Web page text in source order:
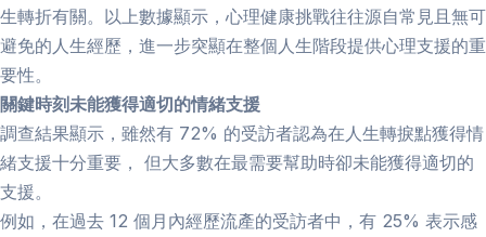
生轉折有關。以上數據顯示，心理健康挑戰往往源自常見且無可
避免的人生經歷，進一步突顯在整個人生階段提供心理支援的重
要性。
關鍵時刻未能獲得適切的情緒支援
調查結果顯示，雖然有 72% 的受訪者認為在人生轉捩點獲得情
緒支援十分重要， 但大多數在最需要幫助時卻未能獲得適切的
支援。
例如，在過去 12 個月內經歷流產的受訪者中，有 25% 表示感